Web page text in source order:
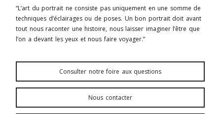
“L’art du portrait ne consiste pas uniquement en une somme de
techniques d’éclairages ou de poses. Un bon portrait doit avant
tout nous raconter une histoire, nous laisser imaginer l’être que
l’on a devant les yeux et nous faire voyager.”
Consulter notre foire aux questions
Nous contacter